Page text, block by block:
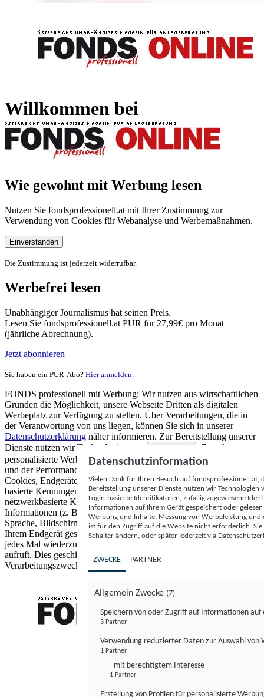
Willkommen bei
Wie gewohnt mit Werbung lesen
Nutzen Sie fondsprofessionell.at mit Ihrer Zustimmung zur
Verwendung von Cookies für Webanalyse und Werbemaßnahmen.
Einverstanden
Die Zustimmung ist jederzeit widerrufbar.
Werbefrei lesen
Unabhängiger Journalismus hat seinen Preis.
Lesen Sie fondsprofessionell.at PUR für 27,99€ pro Monat
(jährliche Abrechnung).
Jetzt abonnieren
Sie haben ein PUR-Abo? Hier anmelden.
FONDS professionell mit Werbung: Wir nutzen aus wirtschaftlichen
Gründen die Möglichkeit, unsere Webseite Dritten als digitalen
Werbeplatz zur Verfügung zu stellen. Über Verarbeitungen, die in
der Verantwortung von uns liegen, können Sie sich in unserer
Datenschutzerklärung näher informieren. Zur Bereitstellung unserer
Dienste nutzen wir Technologien von
Partnern (5)
. Zwecke:
personalisierte Werbung und Inhalte, Messung von Werbeleistung
und der Performance von Inhalten sowie Zielgruppenforschung.
Cookies, Endgeräte- oder ähnliche Online-Kennungen (z. B. login-
basierte Kennungen, zufällig generierte Kennungen,
netzwerkbasierte Kennungen) können zusammen mit anderen
Informationen (z. B. Browsertyp und Browserinformationen,
Sprache, Bildschirmgröße, unterstützte Technologien usw.) auf
Ihrem Endgerät gespeichert oder von dort ausgelesen werden, um es
jedes Mal wiederzuerkennen, wenn es eine App oder einer Webseite
aufruft. Dies geschieht für einen oder mehrere der hier aufgeführten
Verarbeitungszwecke.
Datenschutzinformation
Vielen Dank für Ihren Besuch auf
Bereitstellung unserer Dienste nutzen wir Technologien
Login-basierte Identifikatoren, zufällig zugewiesene
Informationen auf Ihrem Gerät gespeichert oder
Werbung und Inhalte, Messung von Werbeleistung
ist für den Zugriff auf die Website nicht erforderlich.
Schalter ändern, oder später jederzeit via
ZWECKE PARTNER
Allgemein Zwecke (7)
Speichern von oder Zugriff auf Informationen auf
3 Partner
Verwendung reduzierter Daten zur Auswahl von
1 Partner
- mit berechtigtem Interesse
1 Partner
Erstellung von Profilen für personalisierte
FONDS professionell